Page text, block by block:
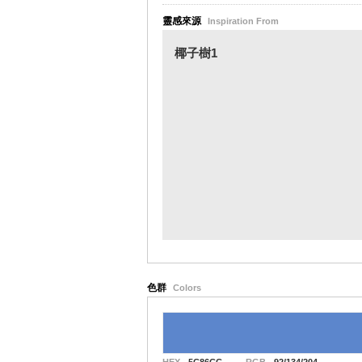
靈感來源 Inspiration From
椰子樹1
色群 Colors